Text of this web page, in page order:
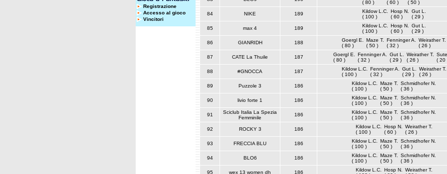
Registrazione
Accesso al gioco
Vincitori
( 80 )
( 60 )
( 50 )
84 NIKE 189
Kildow L.C.
( 100 )
Hosp N.
( 60 )
Gut L.
( 29 )
85 max 4 189
Kildow L.C.
( 100 )
Hosp N.
( 60 )
Gut L.
( 29 )
86 GIANRIDH 188
Goergl E.
( 80 )
Maze T.
( 50 )
Fenninger A.
( 32 )
Weirather T.
( 26 )
87 CATE La Thuile 187
Goergl E.
( 80 )
Fenninger A.
( 32 )
Gut L.
( 29 )
Weirather T.
( 26 )
( 20
88 #GNOCCA 187
Kildow L.C.
( 100 )
Fenninger A.
( 32 )
Gut L.
( 29 )
Weirather T.
( 26 )
89 Puzzole 3 186
Kildow L.C.
( 100 )
Maze T.
( 50 )
Schmidhofer N.
( 36 )
90 livio forte 1 186
Kildow L.C.
( 100 )
Maze T.
( 50 )
Schmidhofer N.
( 36 )
91
Sciclub Italia La Spezia
Femminile
186
Kildow L.C.
( 100 )
Maze T.
( 50 )
Schmidhofer N.
( 36 )
92 ROCKY 3 186
Kildow L.C.
( 100 )
Hosp N.
( 60 )
Weirather T.
( 26 )
93 FRECCIA BLU 186
Kildow L.C.
( 100 )
Maze T.
( 50 )
Schmidhofer N.
( 36 )
94 BLO6 186
Kildow L.C.
( 100 )
Maze T.
( 50 )
Schmidhofer N.
( 36 )
95 wex 13 women dh 186
Kildow L.C.
Hosp N.
Weirather T.